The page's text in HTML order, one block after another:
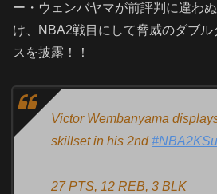
ー・ウェンバヤマが前評判に違わ
け、NBA2戦目にして脅威のダブ
スを披露！！
Victor Wembanyama
skillset in his 2nd
27 PTS, 12 REB, 3 BLK